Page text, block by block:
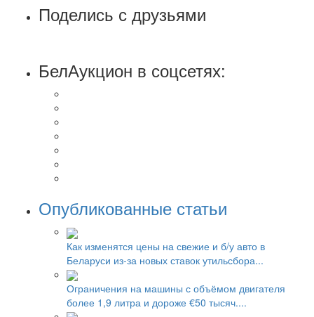
Поделись с друзьями
БелАукцион в соцсетях:
Опубликованные статьи
Как изменятся цены на свежие и б/у авто в
Беларуси из-за новых ставок утильсбора...
Ограничения на машины с объёмом двигателя
более 1,9 литра и дороже €50 тысяч....